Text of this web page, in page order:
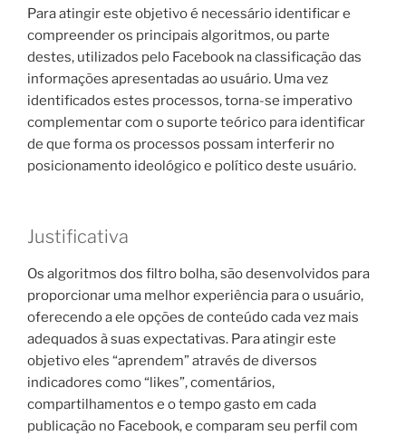
Para atingir este objetivo é necessário identificar e
compreender os principais algoritmos, ou parte
destes, utilizados pelo Facebook na classificação das
informações apresentadas ao usuário. Uma vez
identificados estes processos, torna-se imperativo
complementar com o suporte teórico para identificar
de que forma os processos possam interferir no
posicionamento ideológico e político deste usuário.
Justificativa
Os algoritmos dos filtro bolha, são desenvolvidos para
proporcionar uma melhor experiência para o usuário,
oferecendo a ele opções de conteúdo cada vez mais
adequados à suas expectativas. Para atingir este
objetivo eles “aprendem” através de diversos
indicadores como “likes”, comentários,
compartilhamentos e o tempo gasto em cada
publicação no Facebook, e comparam seu perfil com